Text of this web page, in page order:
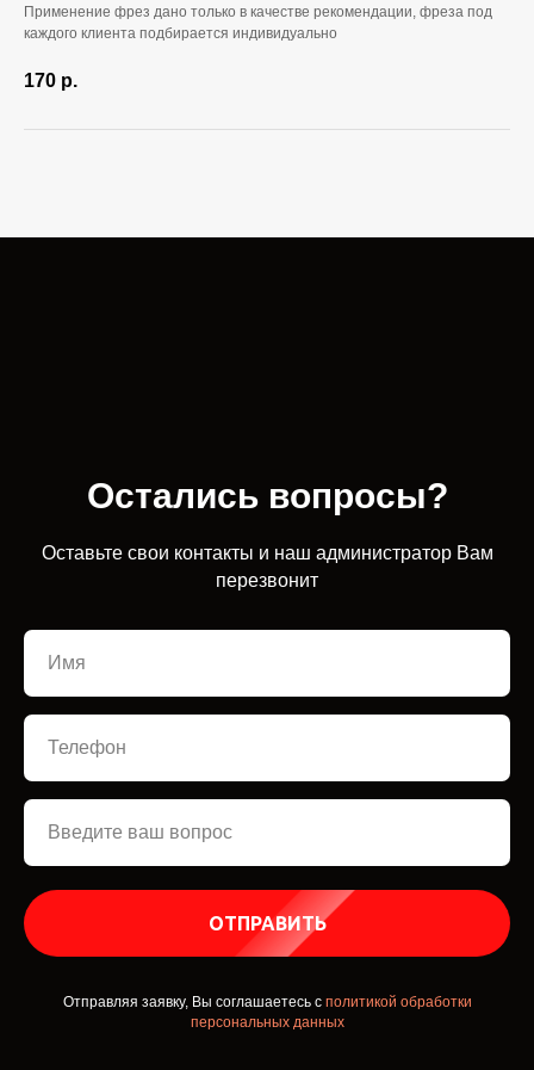
Применение фрез дано только в качестве рекомендации, фреза под
каждого клиента подбирается индивидуально
170 р.
Остались вопросы?
Оставьте свои контакты и наш администратор Вам
перезвонит
ОТПРАВИТЬ
Отправляя заявку, Вы соглашаетесь сполитикой обработки
персональных данных